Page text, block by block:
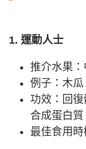
1. 運動人士
推介水果
例子：木
功效：回
合成蛋白
最佳食用